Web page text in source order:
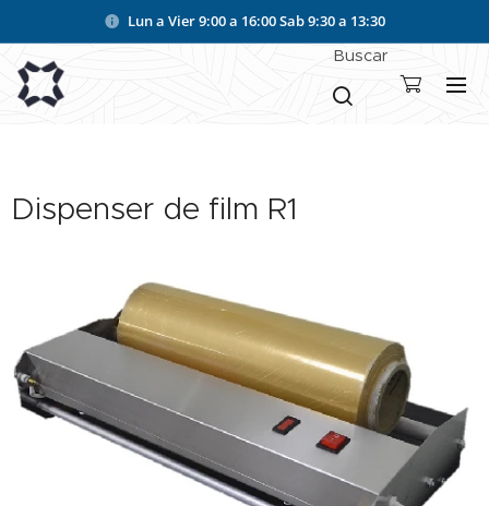
Lun a Vier 9:00 a 16:00Sab 9:30 a 13:30
Buscar
Dispenser de film R1